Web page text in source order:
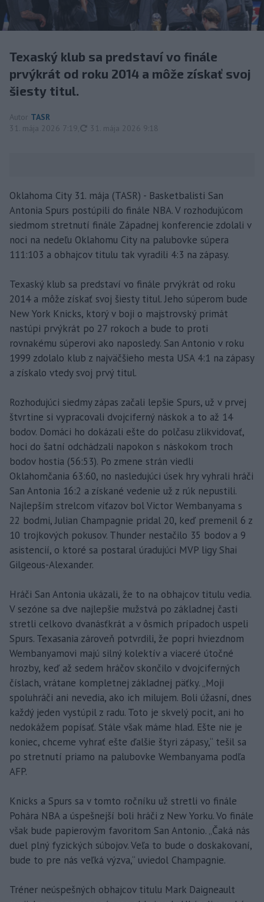
Texaský klub sa predstaví vo finále
prvýkrát od roku 2014 a môže získať svoj
šiesty titul.
Autor TASR
31. mája 2026 7:19
aktualizované
31. mája 2026 9:18
Oklahoma City 31. mája (TASR) - Basketbalisti San
Antonia Spurs postúpili do finále NBA. V rozhodujúcom
siedmom stretnutí finále Západnej konferencie zdolali v
noci na nedeľu Oklahomu City na palubovke súpera
111:103 a obhajcov titulu tak vyradili 4:3 na zápasy.
Texaský klub sa predstaví vo finále prvýkrát od roku
2014 a môže získať svoj šiesty titul. Jeho súperom bude
New York Knicks, ktorý v boji o majstrovský primát
nastúpi prvýkrát po 27 rokoch a bude to proti
rovnakému súperovi ako naposledy. San Antonio v roku
1999 zdolalo klub z najväčšieho mesta USA 4:1 na zápasy
a získalo vtedy svoj prvý titul.
Rozhodujúci siedmy zápas začali lepšie Spurs, už v prvej
štvrtine si vypracovali dvojciferný náskok a to až 14
bodov. Domáci ho dokázali ešte do polčasu zlikvidovať,
hoci do šatní odchádzali napokon s náskokom troch
bodov hostia (56:53). Po zmene strán viedli
Oklahomčania 63:60, no nasledujúci úsek hry vyhrali hráči
San Antonia 16:2 a získané vedenie už z rúk nepustili.
Najlepším strelcom víťazov bol Victor Wembanyama s
22 bodmi, Julian Champagnie pridal 20, keď premenil 6 z
10 trojkových pokusov. Thunder nestačilo 35 bodov a 9
asistencií, o ktoré sa postaral úradujúci MVP ligy Shai
Gilgeous-Alexander.
Hráči San Antonia ukázali, že to na obhajcov titulu vedia.
V sezóne sa dve najlepšie mužstvá po základnej časti
stretli celkovo dvanásťkrát a v ôsmich prípadoch uspeli
Spurs. Texasania zároveň potvrdili, že popri hviezdnom
Wembanyamovi majú silný kolektív a viaceré útočné
hrozby, keď až sedem hráčov skončilo v dvojciferných
číslach, vrátane kompletnej základnej päťky. „Moji
spoluhráči ani nevedia, ako ich milujem. Boli úžasní, dnes
každý jeden vystúpil z radu. Toto je skvelý pocit, ani ho
nedokážem popísať. Stále však máme hlad. Ešte nie je
koniec, chceme vyhrať ešte ďalšie štyri zápasy,“ tešil sa
po stretnutí priamo na palubovke Wembanyama podľa
AFP.
Knicks a Spurs sa v tomto ročníku už stretli vo finále
Pohára NBA a úspešnejší boli hráči z New Yorku. Vo finále
však bude papierovým favoritom San Antonio. „Čaká nás
duel plný fyzických súbojov. Veľa to bude o doskakovaní,
bude to pre nás veľká výzva,“ uviedol Champagnie.
Tréner neúspešných obhajcov titulu Mark Daigneault